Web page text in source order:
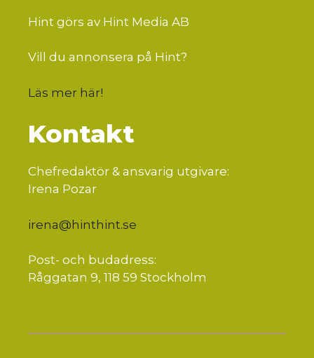
Hint görs av Hint Media AB
Vill du annonsera på Hint?
Läs mer här!
Kontakt
Chefredaktör & ansvarig utgivare:
Irena Pozar
irena@hinthint.se
Post- och budadress:
Råggatan 9, 118 59 Stockholm